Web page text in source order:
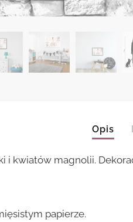
Opis
i kwiatów magnolii.
papierze.